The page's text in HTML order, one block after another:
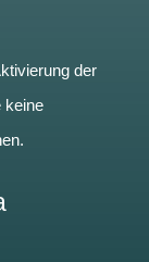
der
keine